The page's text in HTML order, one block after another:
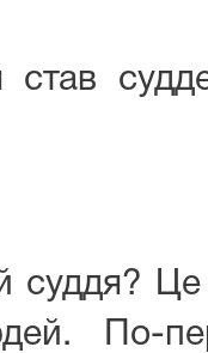
став
Це не
По-